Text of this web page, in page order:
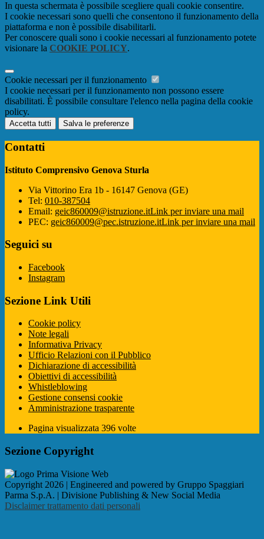
In questa schermata è possibile scegliere quali cookie consentire.
I cookie necessari sono quelli che consentono il funzionamento della
piattaforma e non è possibile disabilitarli.
Per conoscere quali sono i cookie necessari al funzionamento potete
visionare la COOKIE POLICY.
Cookie necessari per il funzionamento
I cookie necessari per il funzionamento non possono essere
disabilitati. È possibile consultare l'elenco nella pagina della cookie
policy.
Accetta tutti Salva le preferenze
Contatti
Istituto Comprensivo Genova Sturla
Via Vittorino Era 1b - 16147 Genova (GE)
Tel: 010-387504
Email: geic860009@istruzione.itLink per inviare una mail
PEC: geic860009@pec.istruzione.itLink per inviare una mail
Seguici su
Facebook
Instagram
Sezione Link Utili
Cookie policy
Note legali
Informativa Privacy
Ufficio Relazioni con il Pubblico
Dichiarazione di accessibilità
Obiettivi di accessibilità
Whistleblowing
Gestione consensi cookie
Amministrazione trasparente
Pagina visualizzata 396 volte
Sezione Copyright
Copyright 2026 | Engineered and powered by Gruppo Spaggiari
Parma S.p.A. | Divisione Publishing & New Social Media
Disclaimer trattamento dati personali